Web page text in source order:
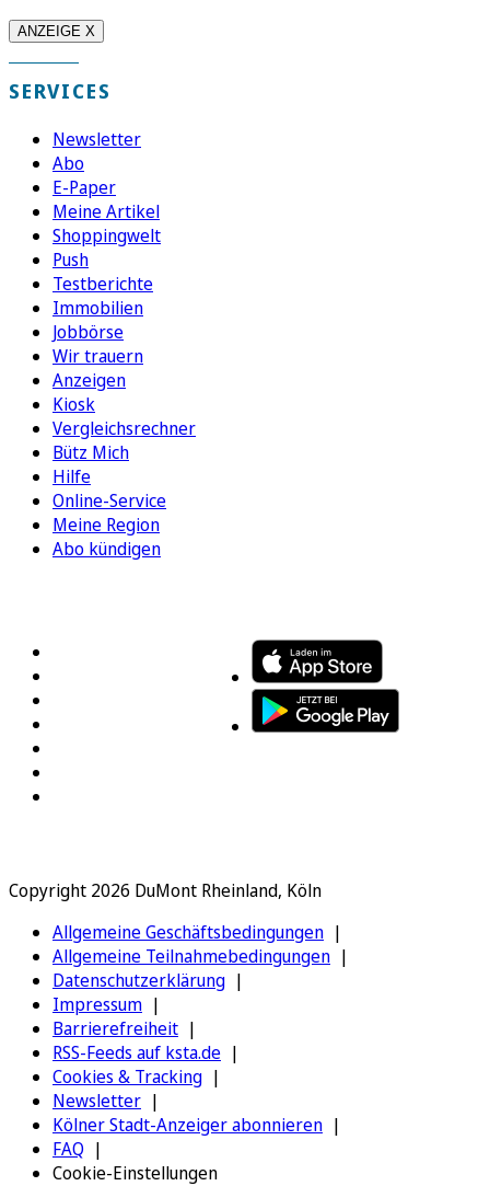
ANZEIGE X
SERVICES
Newsletter
Abo
E-Paper
Meine Artikel
Shoppingwelt
Push
Testberichte
Immobilien
Jobbörse
Wir trauern
Anzeigen
Kiosk
Vergleichsrechner
Bütz Mich
Hilfe
Online-Service
Meine Region
Abo kündigen
Copyright 2026 DuMont Rheinland, Köln
Allgemeine Geschäftsbedingungen
Allgemeine Teilnahmebedingungen
Datenschutzerklärung
Impressum
Barrierefreiheit
RSS-Feeds auf ksta.de
Cookies & Tracking
Newsletter
Kölner Stadt-Anzeiger abonnieren
FAQ
Cookie-Einstellungen